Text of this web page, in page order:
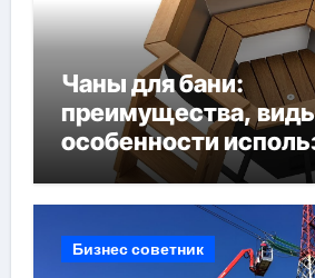
Чаны для бани:
преимущества,
особенности
Бизнес советник